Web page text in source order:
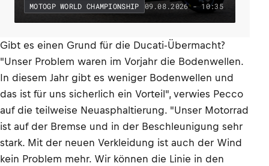
MOTOGP WORLD CHAMPIONSHIP 09.08.2026 - 10:35
Gibt es einen Grund für die Ducati-Übermacht?
"Unser Problem waren im Vorjahr die Bodenwellen.
In diesem Jahr gibt es weniger Bodenwellen und
das ist für uns sicherlich ein Vorteil", verwies Pecco
auf die teilweise Neuasphaltierung. "Unser Motorrad
ist auf der Bremse und in der Beschleunigung sehr
stark. Mit der neuen Verkleidung ist auch der Wind
kein Problem mehr. Wir können die Linie in den